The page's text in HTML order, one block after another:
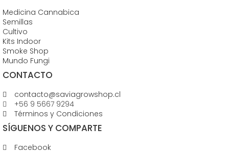
Medicina Cannabica
Semillas
Cultivo
Kits Indoor
Smoke Shop
Mundo Fungi
CONTACTO
contacto@saviagrowshop.cl
+56 9 5667 9294
Términos y Condiciones
SÍGUENOS Y COMPARTE
Facebook